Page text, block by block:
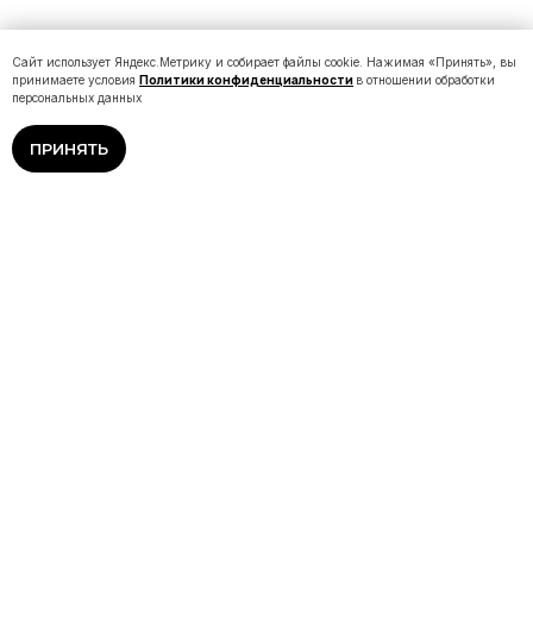
Сайт использует Яндекс.Метрику и собирает файлы cookie. Нажимая «Принять», вы
принимаете условия Политики конфиденциальности в отношении обработки
персональных данных
ПРИНЯТЬ